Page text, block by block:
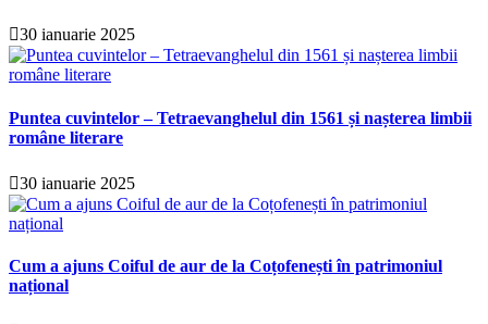
30 ianuarie 2025
Puntea cuvintelor – Tetraevanghelul din 1561 și nașterea limbii
române literare
30 ianuarie 2025
Cum a ajuns Coiful de aur de la Coțofenești în patrimoniul
național